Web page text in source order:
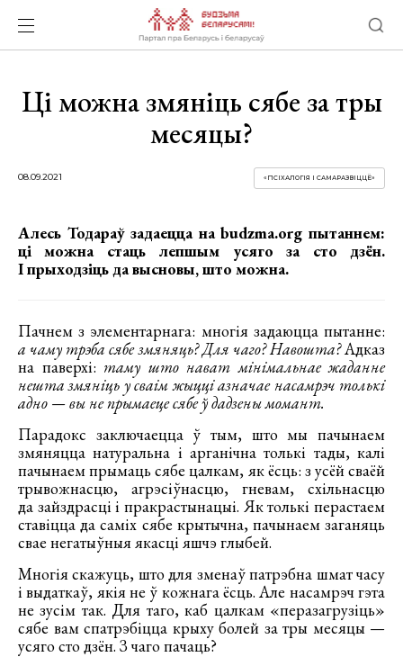
Ці можна змяніць сябе за тры
месяцы?
08.09.2021 «ПСІХАЛОГІЯ І САМАРАЗВІЦЦЁ»
Алесь Тодараў задаецца на budzma.org пытаннем:
ці можна стаць лепшым усяго за сто дзён.
І прыходзіць да высновы, што можна.
Пачнем з элементарнага: многія задаюцца пытанне:
а чаму трэба сябе змяняць? Для чаго? Навошта?Адказ
на паверхі: таму што нават мінімальнае жаданне
нешта змяніць у сваім жыцці азначае насамрэч толькі
адно — вы не прымаеце сябе ў дадзены момант.
Парадокс заключаецца ў тым, што мы пачынаем
змяняцца натуральна і арганічна толькі тады, калі
пачынаем прымаць сябе цалкам, як ёсць: з усёй сваёй
трывожнасцю, агрэсіўнасцю, гневам, схільнасцю
да зайздрасці і пракрастынацыі. Як толькі перастаем
ставіцца да саміх сябе крытычна, пачынаем заганяць
свае негатыўныя якасці яшчэ глыбей.
Многія скажуць, што для зменаў патрэбна шмат часу
і выдаткаў, якія не ў кожнага ёсць. Але насамрэч гэта
не зусім так. Для таго, каб цалкам «перазагрузіць»
сябе вам спатрэбіцца крыху болей за тры месяцы —
усяго сто дзён. З чаго пачаць?